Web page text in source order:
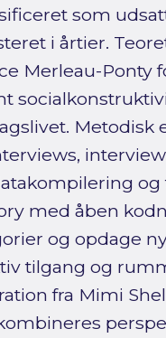
som
i årtier.
Merleau-Ponty
Metodisk
og
med åben
og opdage
tilgang og
fra Mimi